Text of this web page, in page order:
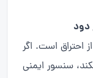
احتراق است. اگر
سنسور ایمنی